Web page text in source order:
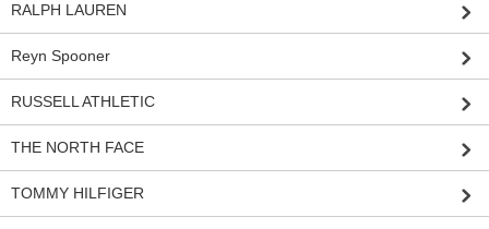
RALPH LAUREN
Reyn Spooner
RUSSELL ATHLETIC
THE NORTH FACE
TOMMY HILFIGER